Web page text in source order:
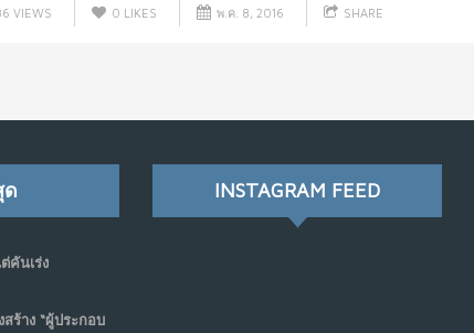
VIEWS 0 LIKES พ.ค. 8, 2016 SHARE
ด
คันเร่ง
ร้าง “ผู้ประกอบ
INSTAGRAM FEED